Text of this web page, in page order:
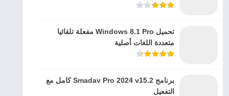
تحميل Windows 8.1 Pro مفعلة تلقائيا
متعددة اللغات أصلية
برنامج Smadav Pro 2024 v15.2 كامل مع
التفعيل